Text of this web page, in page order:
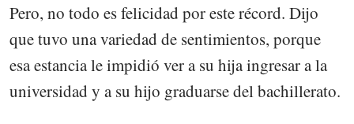
Pero, no todo es felicidad por este récord. Dijo
que tuvo una variedad de sentimientos, porque
esa estancia le impidió ver a su hija ingresar a la
universidad y a su hijo graduarse del bachillerato.